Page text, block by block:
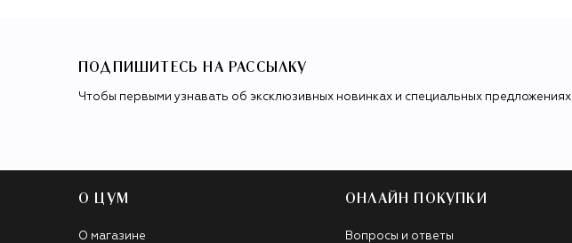
ПОДПИШИТЕСЬ НА РАССЫЛКУ
Чтобы первыми узнавать об эксклюзивных новинках и специальных предложениях
О ЦУМ
О магазине
ОНЛАЙН ПОКУПКИ
Вопросы и ответы